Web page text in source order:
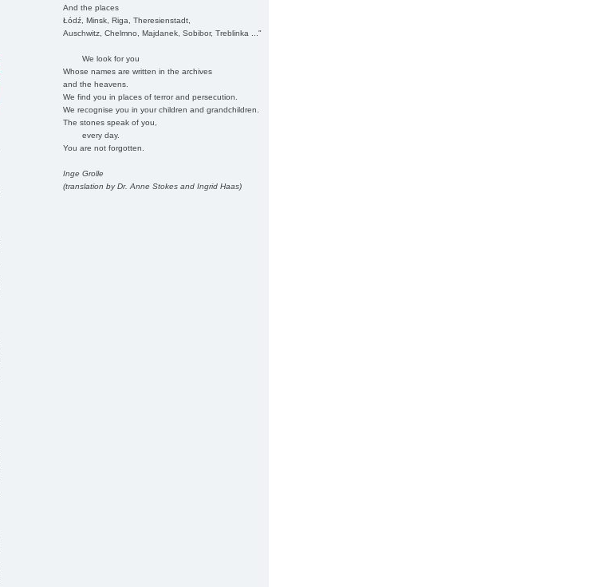
And the places
Łódź, Minsk, Riga, Theresienstadt,
Auschwitz, Chelmno, Majdanek, Sobibor, Treblinka ..."
We look for you
Whose names are written in the archives
and the heavens.
We find you in places of terror and persecution.
We recognise you in your children and grandchildren.
The stones speak of you,
every day.
You are not forgotten.
Inge Grolle
(translation by Dr. Anne Stokes and Ingrid Haas)